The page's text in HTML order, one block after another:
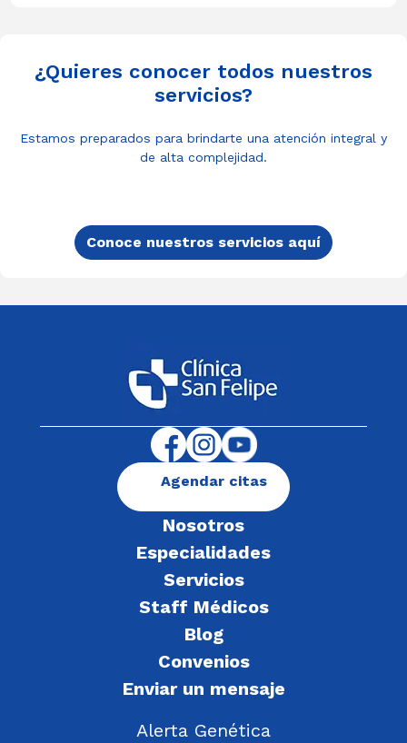
¿Quieres conocer todos nuestros
servicios?
Estamos preparados para brindarte una atención integral y
de alta complejidad.
Conoce nuestros servicios aquí
Nosotros
Especialidades
Servicios
Staff Médicos
Blog
Convenios
Enviar un mensaje
Alerta Genética
Agendar citas